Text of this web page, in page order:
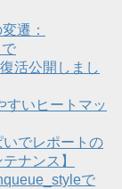
遷：
活公開しまし
すいヒートマッ
いでレポートの
ナンス】
で